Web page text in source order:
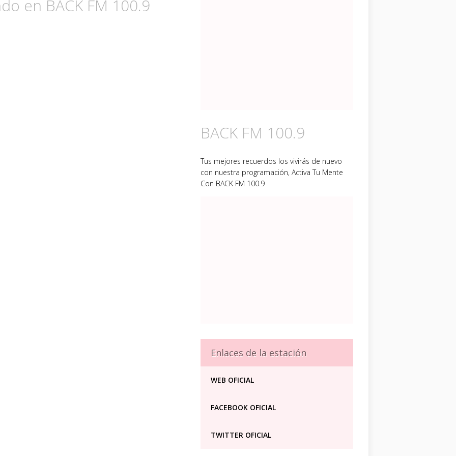
en BACK FM 100.9
BACK FM 100.9
Tus mejores recuerdos los vivirás de nuevo
con nuestra programación, Activa Tu Mente
Con BACK FM 100.9
Enlaces de la estación
WEB OFICIAL
FACEBOOK OFICIAL
TWITTER OFICIAL